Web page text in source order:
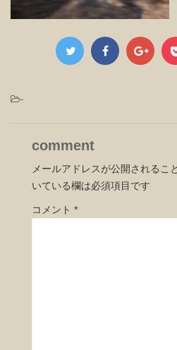
-
comment
メールアドレスが公開されるこ
いている欄は必須項目です
コメント *